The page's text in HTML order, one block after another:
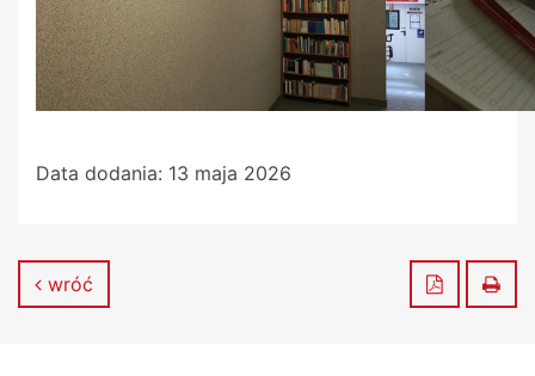
Data dodania: 13 maja 2026
wróć Zapisz do